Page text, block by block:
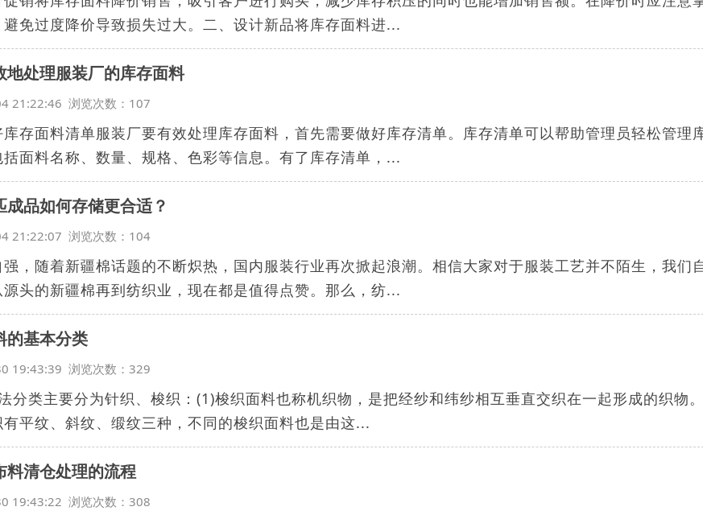
免过度降价导致损失过大。二、设计新品将库存面料进...
地处理服装厂的库存面料
21:22:46 浏览次数：107
存面料清单服装厂要有效处理库存面料，首先需要做好库存清单。库存清单可以帮助管理员轻松管理
面料名称、数量、规格、色彩等信息。有了库存清单，...
成品如何存储更合适？
21:22:07 浏览次数：104
强，随着新疆棉话题的不断炽热，国内服装行业再次掀起浪潮。相信大家对于服装工艺并不陌生，我们
源头的新疆棉再到纺织业，现在都是值得点赞。那么，纺...
的基本分类
19:43:39 浏览次数：329
分类主要分为针织、梭织：(1)梭织面料也称机织物，是把经纱和纬纱相互垂直交织在一起形成的织物
平纹、斜纹、缎纹三种，不同的梭织面料也是由这...
料清仓处理的流程
19:43:22 浏览次数：308